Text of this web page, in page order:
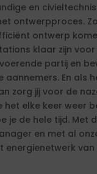
en
ontwerpproces.
ontwerp
klaar zijn
partij en
aannemers. En als
zorg jij voor de
het elke keer weer
je de hele tijd. Met
en met al
energienetwerk